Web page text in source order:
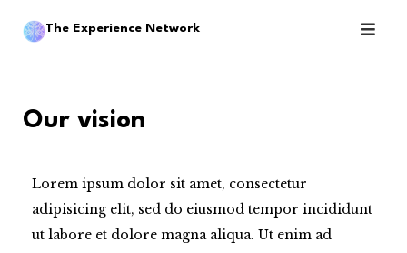
The Experience Network
Our vision
Lorem ipsum dolor sit amet, consectetur
adipisicing elit, sed do eiusmod tempor incididunt
ut labore et dolore magna aliqua. Ut enim ad